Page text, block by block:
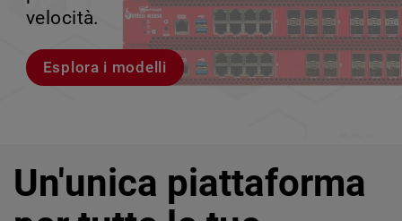
velocità.
Esplora i modelli
rischi legati a Shadow AI e Shadow IT
impossibili da rilevare o gestire
manualmente su larga scala.
tuo team può crescere senza perdere il
Scopri Rai
scalabile.
Scopri WatchGuard EDR
Un'unica piattaforma